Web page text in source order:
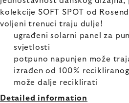
kolekcije SOFT SPOT od
voljeni trenuci traju dulje!
ugrađeni solarni panel za
svjetlosti
potpuno napunjen može
izrađen od 100%
može dalje reciklirati
Detailed information